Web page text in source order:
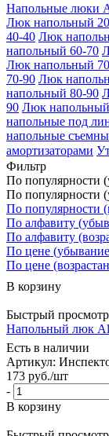
Напольные люки
Люк напольный
40-40 Люк
напольный 60-70
Люк напольный
70-90 Люк
напольный 80-90
90 Люк
напольные под
напольные
амортизаторами
Фильтр
По популярности
По популярности
По популярности
По алфавиту
По алфавиту
По цене
По цене
В корзину
Быстрый просмотр
Напольный люк
Есть в наличии
Артикул:
173 руб./шт
-
В корзину